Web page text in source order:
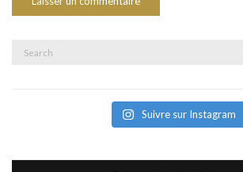
Suivre sur Instagram